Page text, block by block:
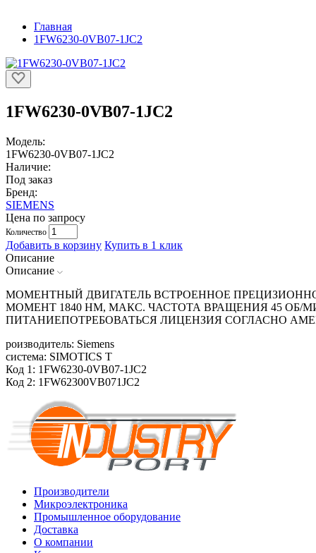
Главная
1FW6230-0VB07-1JC2
1FW6230-0VB07-1JC2
Модель:
1FW6230-0VB07-1JC2
Наличие:
Под заказ
Бренд:
SIEMENS
Цена по запросу
Количество
Добавить в корзину Купить в 1 клик
Описание
Описание
МОМЕНТНЫЙ ДВИГАТЕЛЬ ВСТРОЕННОЕ
МОМЕНТ 1840 HM, МАКС. ЧАСТОТА ВРАЩЕНИЯ 45
ПИТАНИЕПОТРЕБОВАТЬСЯ ЛИЦЕНЗИЯ СОГЛАСНО
роизводитель: Siemens
система: SIMOTICS T
Код 1: 1FW6230-0VB07-1JC2
Код 2: 1FW62300VB071JC2
Производители
Микроэлектроника
Промышленное оборудование
Доставка
О компании